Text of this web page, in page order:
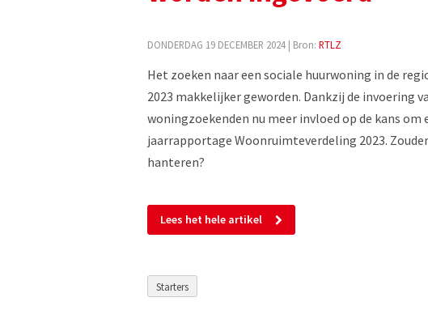
DONDERDAG 19 DECEMBER 2024 | Bron: RTLZ
Het zoeken naar een sociale huurwoning in de
2023 makkelijker geworden. Dankzij de invoering
woningzoekenden nu meer invloed op de kans
jaarrapportage Woonruimteverdeling 2023.
hanteren?
Lees het hele artikel
Starters